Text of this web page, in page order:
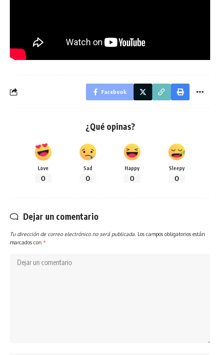
Facebook
¿Qué opinas?
Love
0
Sad
0
Happy
0
Sleepy
0
Dejar un comentario
Tu dirección de correo electrónico no será publicada. Los campos obligatorios están
marcados con *